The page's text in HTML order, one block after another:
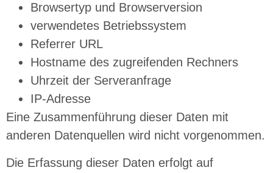
Browsertyp und Browserversion
verwendetes Betriebssystem
Referrer URL
Hostname des zugreifenden Rechners
Uhrzeit der Serveranfrage
IP-Adresse
Eine Zusammenführung dieser Daten mit
anderen Datenquellen wird nicht vorgenommen.
Die Erfassung dieser Daten erfolgt auf